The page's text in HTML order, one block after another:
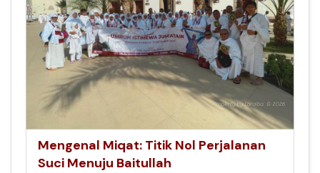
Mengenal Miqat: Titik Nol Perjalanan
Suci Menuju Baitullah